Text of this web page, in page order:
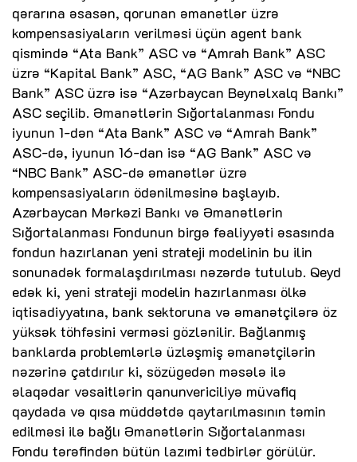
qərarına əsasən, qorunan əmanətlər üzrə
kompensasiyaların verilməsi üçün agent bank
qismində “Ata Bank” ASC və “Amrah Bank” ASC
üzrə “Kapital Bank” ASC, “AG Bank” ASC və “NBC
Bank” ASC üzrə isə “Azərbaycan Beynəlxalq Bankı”
ASC seçilib. Əmanətlərin Sığortalanması Fondu
iyunun 1-dən “Ata Bank” ASC və “Amrah Bank”
ASC-də, iyunun 16-dan isə “AG Bank” ASC və
“NBC Bank” ASC-də əmanətlər üzrə
kompensasiyaların ödənilməsinə başlayıb.
Azərbaycan Mərkəzi Bankı və Əmanətlərin
Sığortalanması Fondunun birgə fəaliyyəti əsasında
fondun hazırlanan yeni strateji modelinin bu ilin
sonunadək formalaşdırılması nəzərdə tutulub. Qeyd
edək ki, yeni strateji modelin hazırlanması ölkə
iqtisadiyyatına, bank sektoruna və əmanətçilərə öz
yüksək töhfəsini verməsi gözlənilir. Bağlanmış
banklarda problemlərlə üzləşmiş əmanətçilərin
nəzərinə çatdırılır ki, sözügedən məsələ ilə
əlaqədar vəsaitlərin qanunvericiliyə müvafiq
qaydada və qısa müddətdə qaytarılmasının təmin
edilməsi ilə bağlı Əmanətlərin Sığortalanması
Fondu tərəfindən bütün lazımi tədbirlər görülür.